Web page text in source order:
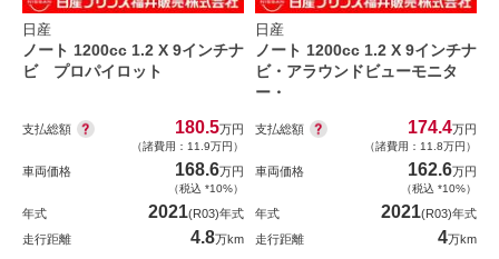
日産
ノート 1200cc 1.2 X 9インチナ
ビ プロパイロット
支払総額 180.5万円
（諸費用：11.9万円）
車両価格 168.6万円
（税込 *10%）
年式 2021(R03)年式
走行距離
4.8万km
日産
ノート 1200cc 1.2 X 9インチナ
ビ・アラウンドビューモニタ
ー・
支払総額 174.4万円
（諸費用：11.8万円）
車両価格 162.6万円
（税込 *10%）
年式 2021(R03)年式
走行距離
4万km